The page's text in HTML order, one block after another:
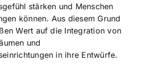
stärken und Menschen
können. Aus diesem Grund
Wert auf die Integration von
und
in ihre Entwürfe.